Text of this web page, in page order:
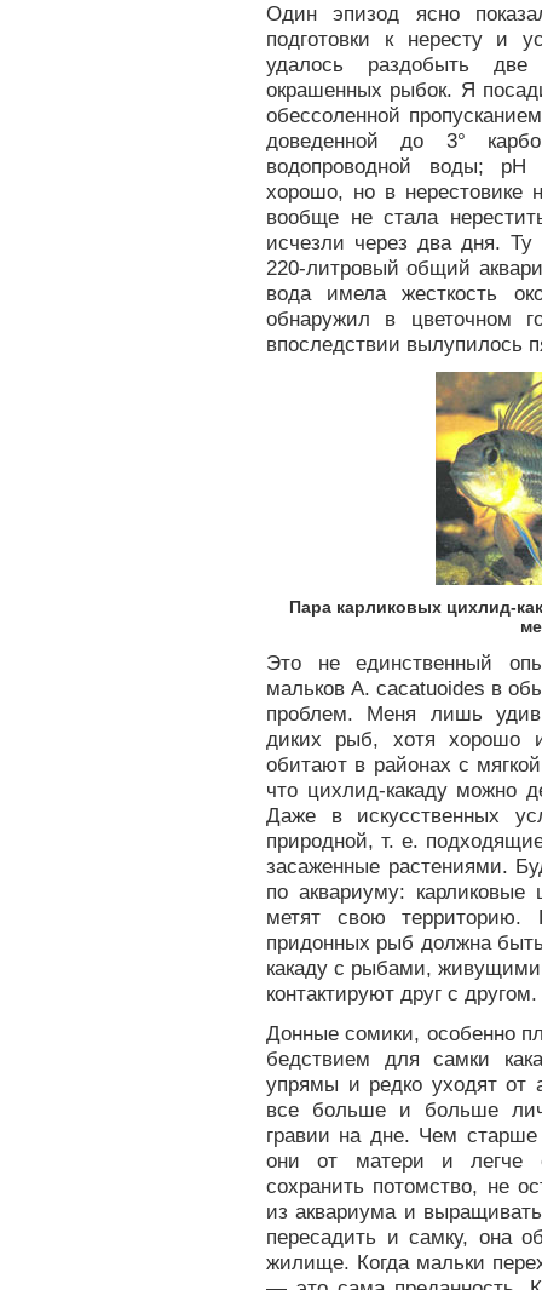
Один эпизод ясно
подготовки к нересту и
удалось раздобыть две
окрашенных рыбок. Я
обессоленной
доведенной до 3°
водопроводной воды;
хорошо, но в нерестовике
вообще не стала
исчезли через два дня. Ту
220-литровый общий
вода имела жесткость
обнаружил в цветочном
впоследствии вылупилось
Пара карликовых цихлид-
Это не единственный
мальков A. cacatuoides в
проблем. Меня лишь
диких рыб, хотя хорошо
обитают в районах с
что цихлид-какаду можно
Даже в искусственных
природной, т. е.
засаженные растениями.
по аквариуму:
метят свою территорию.
придонных рыб должна
какаду с рыбами, живущими
контактируют друг с другом.
Донные сомики, особенно
бедствием для самки
упрямы и редко уходят от
все больше и больше
гравии на дне. Чем
они от матери и легче
сохранить потомство, не
из аквариума и
пересадить и самку, она
жилище. Когда мальки